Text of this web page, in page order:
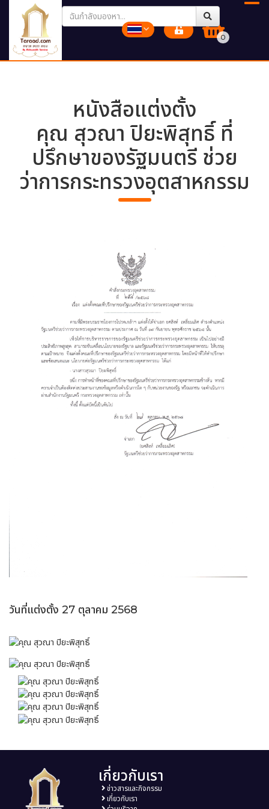
0
หนังสือแต่งตั้ง
คุณ สุวณา ปิยะพิสุทธิ์ ที่
ปรึกษาของรัฐมนตรี ช่วย
ว่าการกระทรวงอุตสาหกรรม
วันที่แต่งตั้ง 27 ตุลาคม 2568
เกี่ยวกับเรา
ข่าวสารและกิจกรรม
เกี่ยวกับเรา